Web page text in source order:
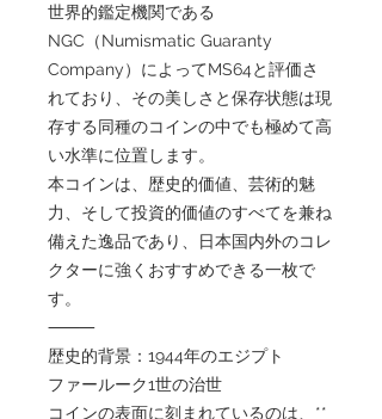
世界的鑑定機関である
NGC（Numismatic Guaranty
Company）によってMS64と評価さ
れており、その美しさと保存状態は現
存する同種のコインの中でも極めて高
い水準に位置します。
本コインは、歴史的価値、芸術的魅
力、そして投資的価値のすべてを兼ね
備えた逸品であり、日本国内外のコレ
クターに強くおすすめできる一枚で
す。
⸻
歴史的背景：1944年のエジプト
ファールーク1世の治世
コインの表面に刻まれているのは、**